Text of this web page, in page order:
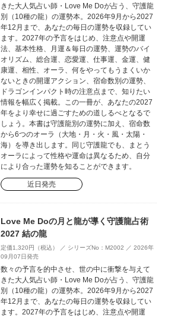
きた大人気占い師・Love Me Doが占う、守護龍
別（10種の龍）の運勢本。2026年9月から2027
年12月まで、あなたの毎日の運勢を収録してい
ます。2027年の予言をはじめ、注意点や開運
法、基本性格、月運＆毎日の運勢、運勢のバイ
オリズム、総合運、恋愛運、仕事運、金運、健
康運、相性、オーラ、何をやってもうまくいか
ないときの開運アクション、宿命数別の運勢、
ドラゴンインパクト時の注意点まで、知りたい
情報を幅広く掲載。この一冊が、あなたの2027
年をより幸せに過ごすための道しるべとなるで
しょう。本書は守護龍別の運勢に加え、宿命数
から6つのオーラ（大地・月・火・風・太陽・
海）を導き出します。同じ守護龍でも、まとう
オーラによって性格や運命は異なるため、自分
により合った運勢を知ることができます。
近日発売
Love Me Doの月と龍が導く守護龍占術
2027 結の龍
定価1,320円（税込） ／ シリーズNo：M2002 ／ 2026年
09月07日発売
数々の予言を的中させ、世の中に衝撃を与えて
きた大人気占い師・Love Me Doが占う、守護龍
別（10種の龍）の運勢本。2026年9月から2027
年12月まで、あなたの毎日の運勢を収録してい
ます。2027年の予言をはじめ、注意点や開運